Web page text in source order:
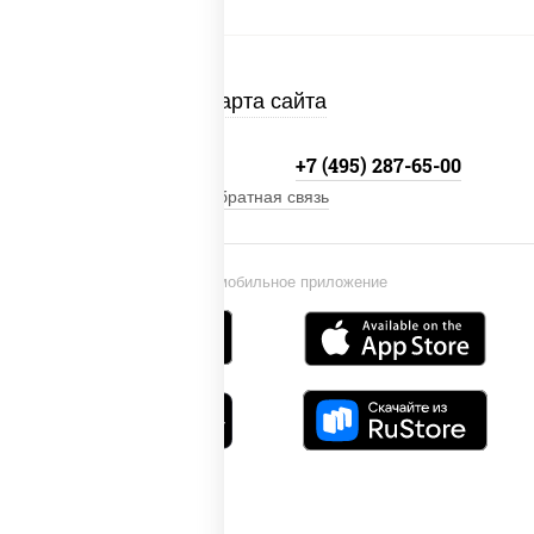
Карта сайта
Установи мобильное приложение
+7 (495) 287-65-00
Обратная связь